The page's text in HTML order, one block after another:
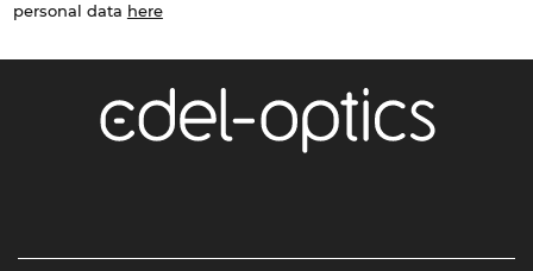
personal data here